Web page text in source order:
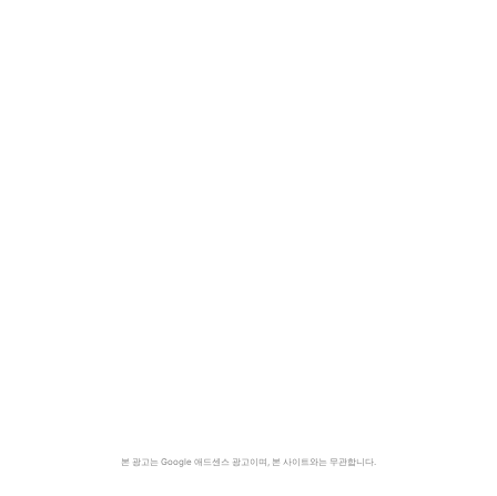
본 광고는 Google 애드센스 광고이며, 본 사이트와는 무관합니다.